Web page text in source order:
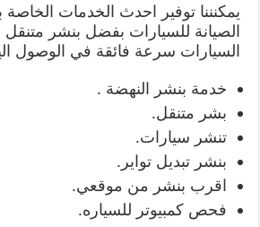
يمكنننا توفير احدث الخدمات الخاصة
الصيانة للسيارات بفضل بنشر متنقل
السيارات سرعة فائقة في الوصول
خدمة بنشر النهضة .
بشر متنقل.
تنشر سيارات.
بنشر تبديل تواير.
اقرب بنشر من موقعي.
فحص كمبيوتر للسياره.